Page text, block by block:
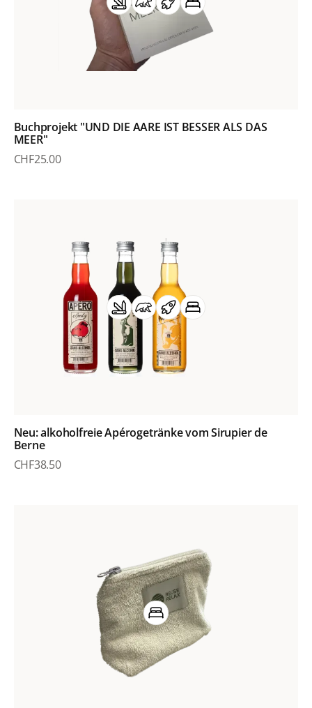
Buchprojekt "UND DIE AARE IST BESSER ALS DAS
MEER"
CHF25.00
Neu: alkoholfreie Apérogetränke vom Sirupier de
Berne
CHF38.50